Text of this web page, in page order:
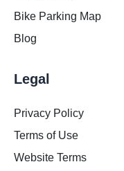
Bike Parking Map
Blog
Legal
Privacy Policy
Terms of Use
Website Terms